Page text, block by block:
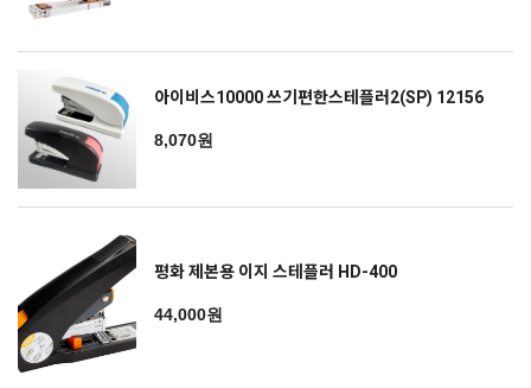
아이비스10000 쓰기편한스테플러2(SP) 12156
8,070원
평화 제본용 이지 스테플러 HD-400
44,000원